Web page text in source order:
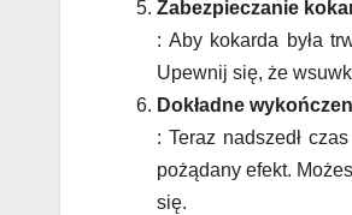
Zabezpieczanie
: Aby kokarda była
Upewnij się, że
Dokładne
: Teraz nadszedł
pożądany efekt.
się.